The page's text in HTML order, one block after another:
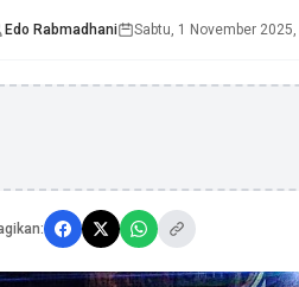
Edo Rabmadhani Sabtu, 1 November